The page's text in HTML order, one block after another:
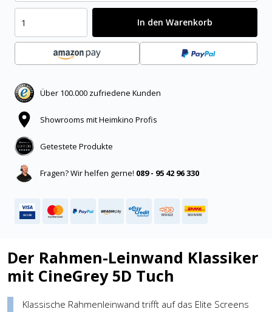
In den Warenkorb
Über 100.000 zufriedene Kunden
Showrooms mit Heimkino Profis
Getestete Produkte
Fragen? Wir helfen gerne! 089 - 95 42 96 330
Der Rahmen-Leinwand Klassiker
mit CineGrey 5D Tuch
Klassische Rahmenleinwand trifft auf das Elite Screens